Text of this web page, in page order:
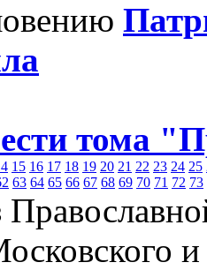
тома
15 16 17 18 19 20 21 22 23 24 25
63 64 65 66 67 68 69 70 71 72 73